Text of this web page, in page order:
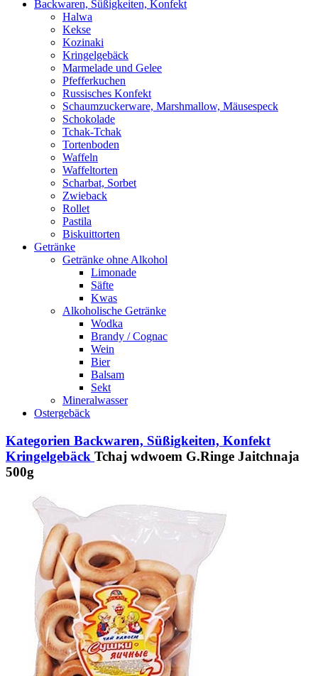
Backwaren, Süßigkeiten, Konfekt
Halwa
Kekse
Kozinaki
Kringelgebäck
Marmelade und Gelee
Pfefferkuchen
Russisches Konfekt
Schaumzuckerware, Marshmallow, Mäusespeck
Schokolade
Tchak-Tchak
Tortenboden
Waffeln
Waffeltorten
Scharbat, Sorbet
Zwieback
Rollet
Pastila
Biskuittorten
Getränke
Getränke ohne Alkohol
Limonade
Säfte
Kwas
Alkoholische Getränke
Wodka
Brandy / Cognac
Wein
Bier
Balsam
Sekt
Mineralwasser
Ostergebäck
Kategorien Backwaren, Süßigkeiten, Konfekt
Kringelgebäck Tchaj wdwoem G.Ringe Jaitchnaja
500g